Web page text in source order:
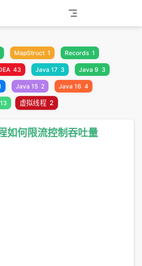
MapStruct 1 Records 1
43 Java 17 3 Java 9 3
Java 15 2 Java 16 4
13 虚拟线程 2
如何限流控制吞吐量